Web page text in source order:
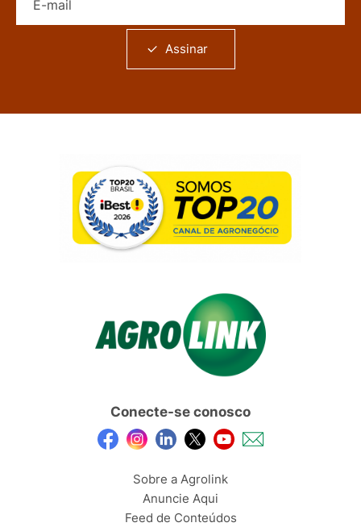
Assinar
Conecte-se conosco
Sobre a Agrolink
Anuncie Aqui
Feed de Conteúdos